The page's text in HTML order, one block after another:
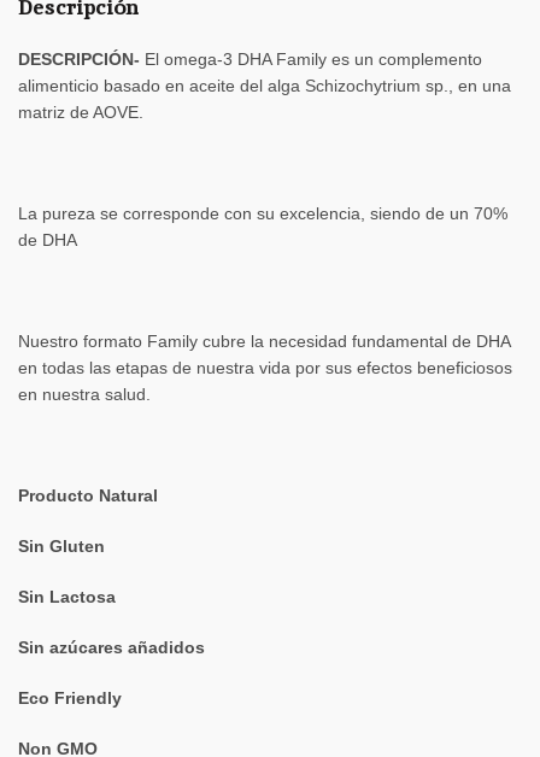
Descripción
DESCRIPCIÓN- El omega-3 DHA Family es un complemento
alimenticio basado en aceite del alga Schizochytrium sp., en una
matriz de AOVE.
La pureza se corresponde con su excelencia, siendo de un 70%
de DHA
Nuestro formato Family cubre la necesidad fundamental de DHA
en todas las etapas de nuestra vida por sus efectos beneficiosos
en nuestra salud.
Producto Natural
Sin Gluten
Sin Lactosa
Sin azúcares añadidos
Eco Friendly
Non GMO